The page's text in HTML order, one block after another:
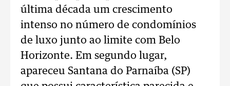
última década um crescimento
intenso no número de condomínios
de luxo junto ao limite com Belo
Horizonte. Em segundo lugar,
apareceu Santana do Parnaíba (SP)